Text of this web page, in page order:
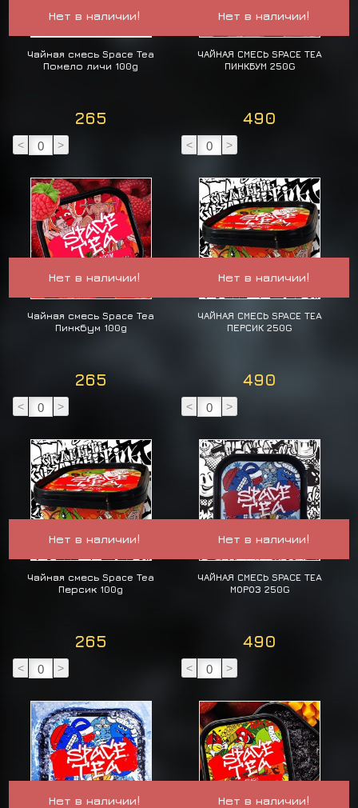
Нет в наличии!
Чайная смесь Space Tea
Помело личи 100g
265
< >
Нет в наличии!
ЧАЙНАЯ СМЕСЬ SPACE TEA
ПИНКБУМ 250G
490
< >
Нет в наличии!
Чайная смесь Space Tea
Пинкбум 100g
265
< >
Нет в наличии!
ЧАЙНАЯ СМЕСЬ SPACE TEA
ПЕРСИК 250G
490
< >
Нет в наличии!
Чайная смесь Space Tea
Персик 100g
265
< >
Нет в наличии!
ЧАЙНАЯ СМЕСЬ SPACE TEA
МОРОЗ 250G
490
< >
Нет в наличии! Нет в наличии!